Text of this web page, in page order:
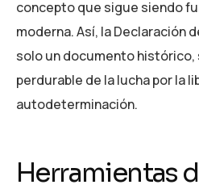
concepto que sigue siendo
moderna. Así, la Declaración
solo un documento histórico,
perdurable de la lucha por la
autodeterminación.
Herramientas